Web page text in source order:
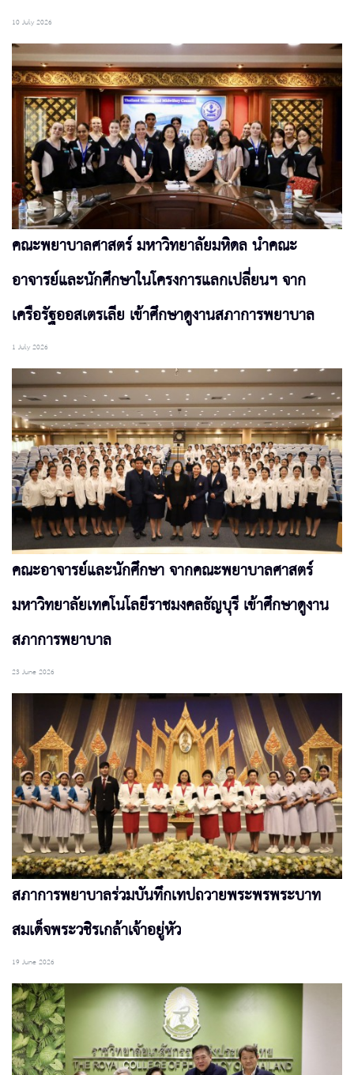
10 July 2026
คณะพยาบาลศาสตร์ มหาวิทยาลัยมหิดล นำคณะ
อาจารย์และนักศึกษาในโครงการแลกเปลี่ยนฯ จาก
เครือรัฐออสเตรเลีย เข้าศึกษาดูงานสภาการพยาบาล
1 July 2026
คณะอาจารย์และนักศึกษา จากคณะพยาบาลศาสตร์
มหาวิทยาลัยเทคโนโลยีราชมงคลธัญบุรี เข้าศึกษาดูงาน
สภาการพยาบาล
23 June 2026
สภาการพยาบาลร่วมบันทึกเทปถวายพระพรพระบาท
สมเด็จพระวชิรเกล้าเจ้าอยู่หัว
19 June 2026